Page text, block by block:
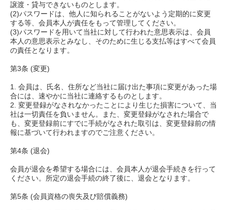
譲渡・貸与できないものとします。
(2)パスワードは、他人に知られることがないよう定期的に変更
する等、会員本人が責任をもって管理してください。
(3)パスワードを用いて当社に対して行われた意思表示は、会員
本人の意思表示とみなし、そのために生じる支払等はすべて会員
の責任となります。
第3条 (変更)
1. 会員は、氏名、住所など当社に届け出た事項に変更があった場
合には、速やかに当社に連絡するものとします。
2. 変更登録がなされなかったことにより生じた損害について、当
社は一切責任を負いません。また、変更登録がなされた場合で
も、変更登録前にすでに手続がなされた取引は、変更登録前の情
報に基づいて行われますのでご注意ください。
第4条 (退会)
会員が退会を希望する場合には、会員本人が退会手続きを行って
ください。所定の退会手続の終了後に、退会となります。
第5条 (会員資格の喪失及び賠償義務)